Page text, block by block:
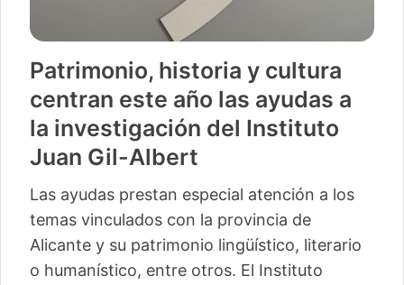
Patrimonio, historia y cultura
centran este año las ayudas a
la investigación del Instituto
Juan Gil-Albert
Las ayudas prestan especial atención a los
temas vinculados con la provincia de
Alicante y su patrimonio lingüístico, literario
o humanístico, entre otros. El Instituto